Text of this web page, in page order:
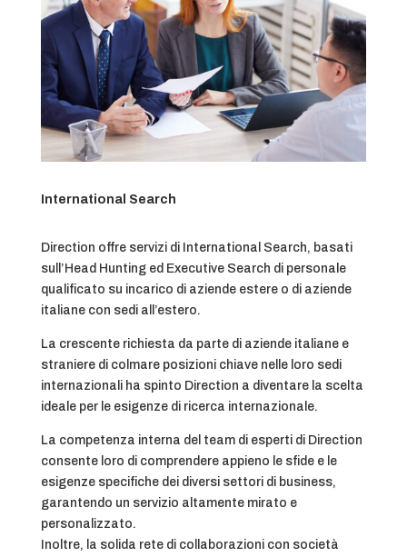
International Search
Direction offre servizi di International Search, basati
sull’Head Hunting ed Executive Search di personale
qualificato su incarico di aziende estere o di aziende
italiane con sedi all’estero.
La crescente richiesta da parte di aziende italiane e
straniere di colmare posizioni chiave nelle loro sedi
internazionali ha spinto Direction a diventare la scelta
ideale per le esigenze di ricerca internazionale.
La competenza interna del team di esperti di Direction
consente loro di comprendere appieno le sfide e le
esigenze specifiche dei diversi settori di business,
garantendo un servizio altamente mirato e
personalizzato.
Inoltre, la solida rete di collaborazioni con società